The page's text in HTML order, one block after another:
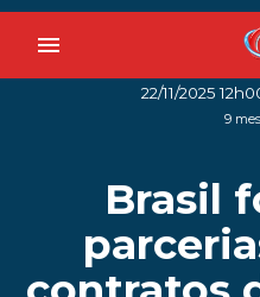
menu
22/11/2025
9
Brasil